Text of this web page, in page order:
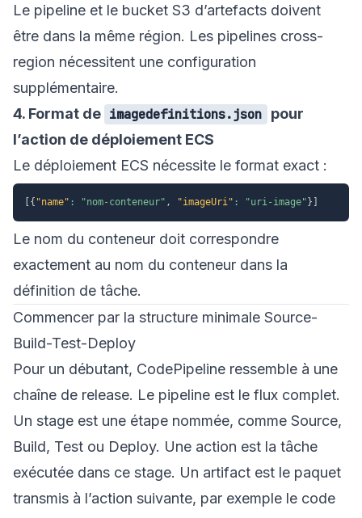
Le pipeline et le bucket S3 d’artefacts doivent
être dans la même région. Les pipelines cross-
region nécessitent une configuration
supplémentaire.
4. Format de imagedefinitions.json pour
l’action de déploiement ECS
Le déploiement ECS nécessite le format exact :
{ "name" : "nom-conteneur" , "imageUri" : "uri-image" }
Le nom du conteneur doit correspondre
exactement au nom du conteneur dans la
définition de tâche.
Commencer par la structure minimale Source-
Build-Test-Deploy
Pour un débutant, CodePipeline ressemble à une
chaîne de release. Le pipeline est le flux complet.
Un stage est une étape nommée, comme Source,
Build, Test ou Deploy. Une action est la tâche
exécutée dans ce stage. Un artifact est le paquet
transmis à l’action suivante, par exemple le code